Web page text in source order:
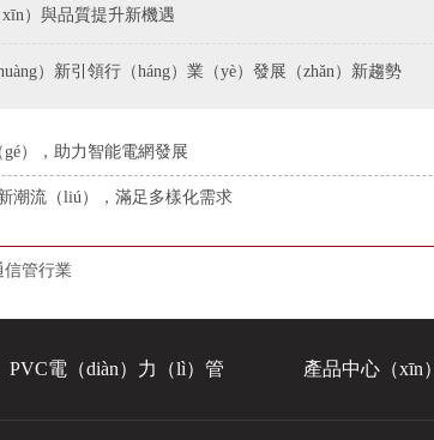
）與品質提升新機遇
）新引領行（háng）業（yè）發展（zhǎn）新趨勢
），助力智能電網發展
潮流（liú），滿足多樣化需求
信管行業
PVC電（diàn）力（lì）管 產品中心（xīn）